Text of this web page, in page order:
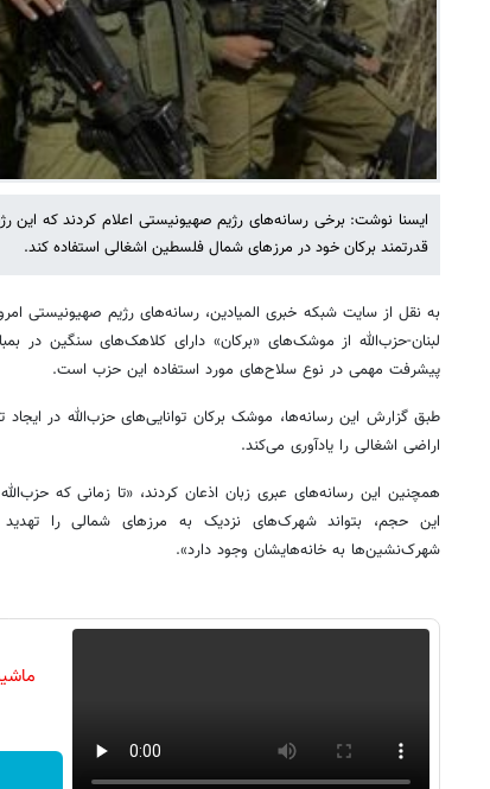
ایسنا نوشت: برخی رسانه‌های رژیم صهیونیستی اعلام کردند که این
قدرتمند برکان خود در مرزهای شمال فلسطین اشغالی استفاده کند.
به نقل از سایت شبکه خبری المیادین، رسانه‌های رژیم صهیونیستی
لبنان-حزب‌الله از موشک‌های «برکان» دارای کلاهک‌های سنگین در
پیشرفت مهمی در نوع سلاح‌های مورد استفاده این حزب است.
طبق گزارش این رسانه‌ها، موشک برکان توانایی‌های حزب‌الله در
اراضی اشغالی را یادآوری می‌کند.
همچنین این رسانه‌های عبری زبان اذعان کردند، «تا زمانی که
این حجم، بتواند شهرک‌های نزدیک به مرزهای شمالی را
شهرک‌نشین‌ها به خانه‌هایشان وجود دارد».